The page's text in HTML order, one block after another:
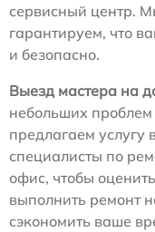
сервисный центр.
гарантируем, что
и безопасно.
Выезд мастера на
небольших
предлагаем
специалисты по
офис, чтобы
выполнить ремонт
сэкономить ваше